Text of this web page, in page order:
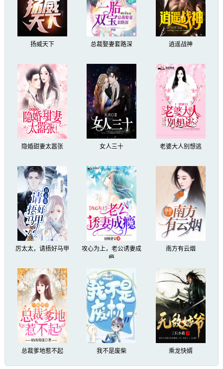
扬威天下 总裁娶妻套路深 逍遥战神
隐婚甜妻太嚣张 女人三十 老婆大人别想逃
厉太太，请捂好马甲
攻心为上，老公诱妻成
瘾
南方有云烟
总裁爹地惹不起 我不是废柴 乘龙快婿